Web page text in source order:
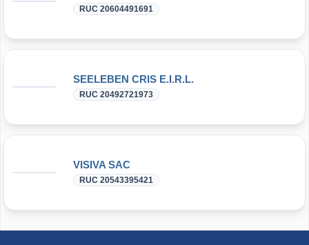
RUC 20604491691
SEELEBEN CRIS E.I.R.L.
RUC 20492721973
VISIVA SAC
RUC 20543395421